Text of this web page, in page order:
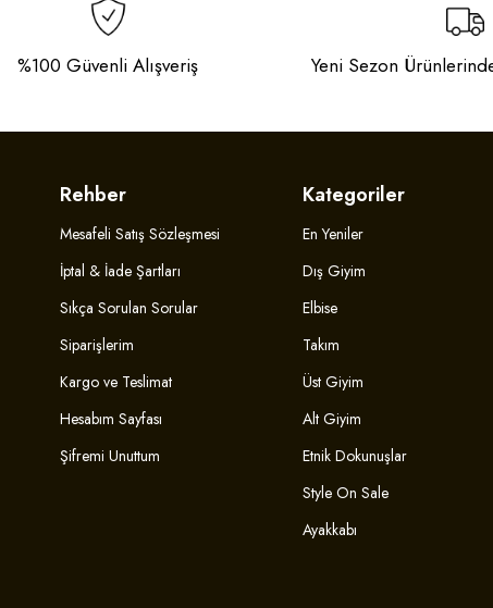
%100 Güvenli Alışveriş Yeni Sezon
Rehber
Mesafeli Satış Sözleşmesi
İptal & İade Şartları
Sıkça Sorulan Sorular
Siparişlerim
Kargo ve Teslimat
Hesabım Sayfası
Şifremi Unuttum
Kategoriler
En Yeniler
Dış Giyim
Elbise
Takım
Üst Giyim
Alt Giyim
Etnik Dokunuşlar
Style On Sale
Ayakkabı